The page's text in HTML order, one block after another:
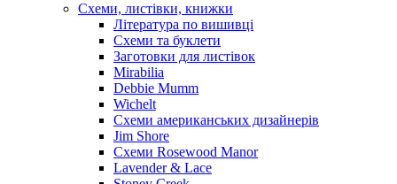
Схеми, листівки, книжки
Література по вишивці
Схеми та буклети
Заготовки для листівок
Mirabilia
Debbie Mumm
Wichelt
Схеми американських дизайнерів
Jim Shore
Cхеми Rosewood Manor
Lavender & Lace